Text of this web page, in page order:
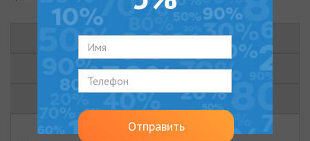
ОПИСАНИЕ
ХАРАКТЕРИСТИКИ
ОТЗЫВЫ (0)
Отправить